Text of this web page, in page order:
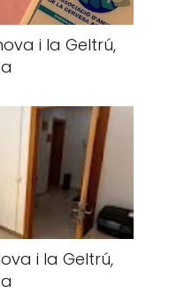
i la Geltrú,
i la Geltrú,